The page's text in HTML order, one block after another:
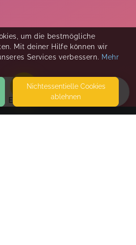
EVENTS
um die bestmögliche
Mit deiner Hilfe können wir
Services verbessern. Mehr
Nicht­essentielle Cookies
ablehnen